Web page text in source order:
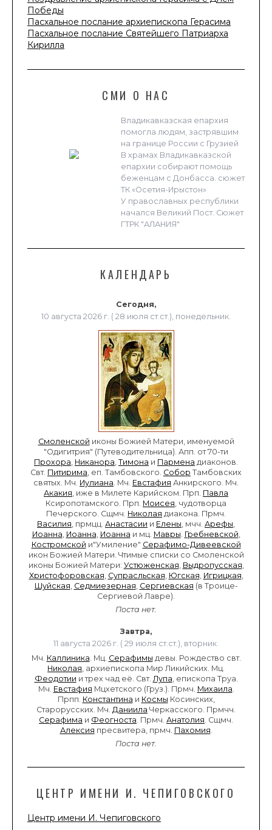
Победы
Пасхальное послание архиепископа Герасима
Пасхальное послание Святейшего Патриарха
Кирилла
СМИ О НАС
Владикавказская епархия
помогла людям, застрявшим
на границе России с Грузией
В храмах Владикавказской
епархии собирают помощь
беженцам с Донбасса. сюжет
ТК «Осетия-Ирыстон»
У православных республики
начался Великий Пост. Сюжет
ГТРК "АЛАНИЯ"
КАЛЕНДАРЬ
Сегодня,
10 августа 2026 г. ( 28 июля ст.ст.), понедельник.
Смоленской иконы Божией Матери, именуемой
"Одигитрия" (Путеводительница). Апп. от 70-ти
Прохора, Никанора, Тимона и Пармена диаконов.
Свт. Питирима, еп. Тамбовского. Собор Тамбовских
святых. Мч. Иулиана. Мч. Евстафия Анкирского. Мч.
Акакия, иже в Милете Карийском. Прп. Павла
Ксиропотамского. Прп. Моисея, чудотворца
Печерского. Сщмч. Николая диакона. Прмч.
Василия, прмцц. Анастасии и Елены, мчч. Арефы,
Иоанна, Иоанна, Иоанна и мц. Мавры. Гребневской,
Костромской и"Умиление" Серафимо-Дивеевской
икон Божией Матери. Чтимые списки со Смоленской
иконы Божией Матери: Устюженская, Выдропусская,
Христофоровская, Супрасльская, Югская, Игрицкая,
Шуйская, Седмиезерная, Сергиевская (в Троице-
Сергиевой Лавре).
Поста нет.
Завтра,
11 августа 2026 г. ( 29 июля ст.ст.), вторник.
Мч. Каллиника. Мц. Серафимы девы. Рождество свт.
Николая, архиепископа Мир Ликийских. Мц.
Феодотии и трех чад её. Свт. Лупа, епископа Труа.
Мч. Евстафия Мцхетского (Груз.). Прмч. Михаила.
Прпп. Константина и Космы Косинских,
Старорусских. Мч. Даниила Черкасского. Прмчч.
Серафима и Феогноста. Прмч. Анатолия. Сщмч.
Алексия пресвитера, прмч. Пахомия.
Поста нет.
ЦЕНТР ИМЕНИ И. ЧЕПИГОВСКОГО
Центр имени И. Чепиговского